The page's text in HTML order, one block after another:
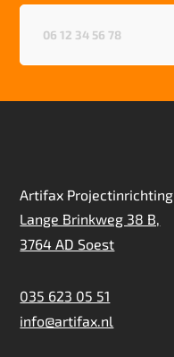
Project gebruik
zwaar
Artifax Projectinrichting
Lange Brinkweg 38 B,
3764 AD Soest
035 623 05 51
info@artifax.nl